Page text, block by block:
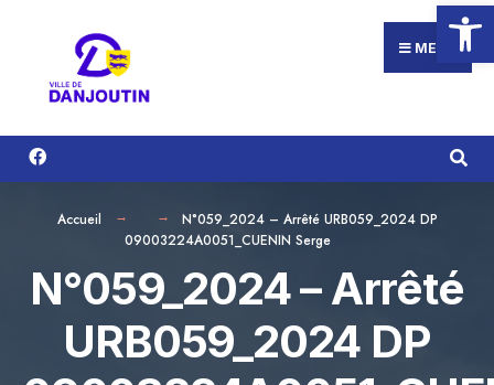
Ouvrir
contenu
MENU
Accueil
N°059_2024 – Arrêté URB059_2024 DP
09003224A0051_CUENIN Serge
N°059_2024 – Arrêté
URB059_2024 DP
for: